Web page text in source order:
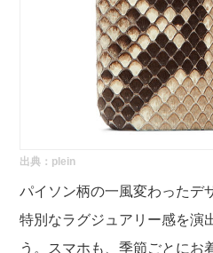
出典： plein
パイソン柄の一風変わったデ
特別なラグジュアリー感を演
う。スマホも、季節ごとにお